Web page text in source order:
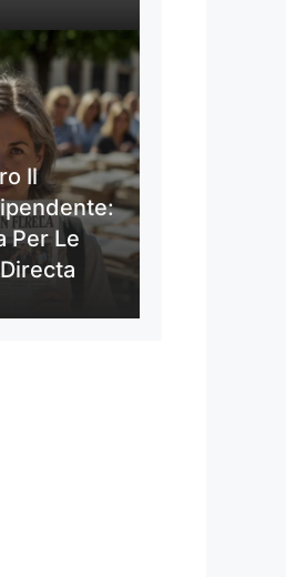
Il
Per Le